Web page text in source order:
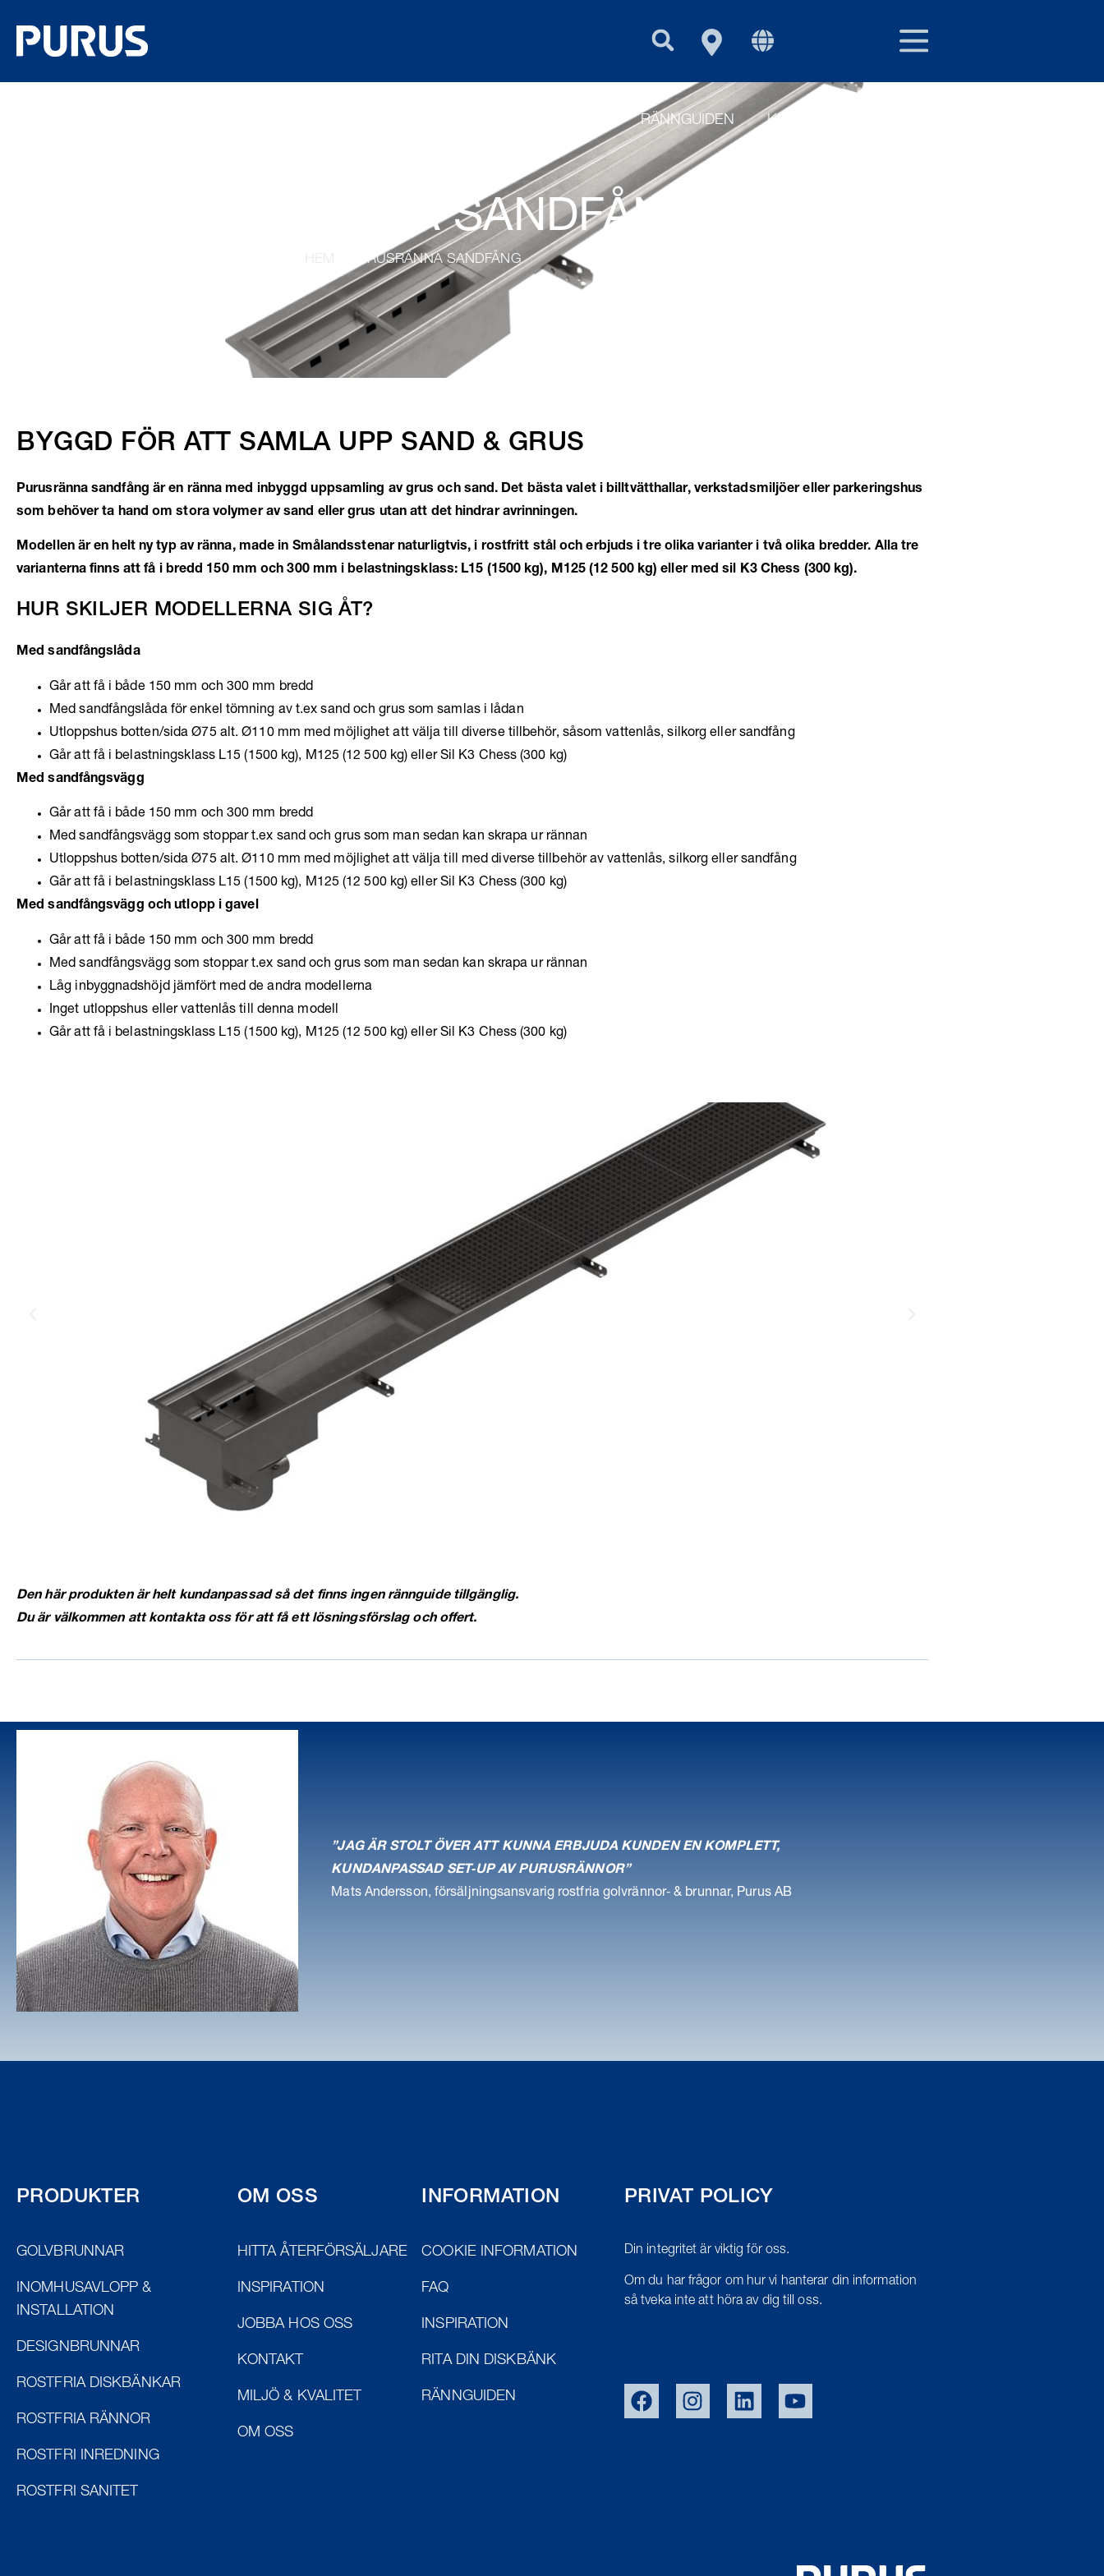
SWE
PURUS GROUP
RÄNNGUIDEN KITCHEN
PURUSRÄNNA SANDFÅNG
/ PURUSRÄNNA SANDFÅNG
BYGGD FÖR ATT SAMLA UPP SAND & GRUS
Purusränna sandfång är en ränna med inbyggd uppsamling av grus och sand. Det bästa valet i billtvätthallar, verkstadsmiljöer eller parkeringshus
som behöver ta hand om stora volymer av sand eller grus utan att det hindrar avrinningen.
Modellen är en helt ny typ av ränna, made in Smålandsstenar naturligtvis, i rostfritt stål och erbjuds i tre olika varianter i två olika bredder. Alla tre
varianterna finns att få i bredd 150 mm och 300 mm i belastningsklass: L15 (1500 kg), M125 (12 500 kg) eller med sil K3 Chess (300 kg).
HUR SKILJER MODELLERNA SIG ÅT?
Med sandfångslåda
Går att få i både 150 mm och 300 mm bredd
Med sandfångslåda för enkel tömning av t.ex sand och grus som samlas i lådan
Utloppshus botten/sida Ø75 alt. Ø110 mm med möjlighet att välja till diverse tillbehör, såsom vattenlås, silkorg eller sandfång
Går att få i belastningsklass L15 (1500 kg), M125 (12 500 kg) eller Sil K3 Chess (300 kg)
Med sandfångsvägg
Går att få i både 150 mm och 300 mm bredd
Med sandfångsvägg som stoppar t.ex sand och grus som man sedan kan skrapa ur rännan
Utloppshus botten/sida Ø75 alt. Ø110 mm med möjlighet att välja till med diverse tillbehör av vattenlås, silkorg eller sandfång
Går att få i belastningsklass L15 (1500 kg), M125 (12 500 kg) eller Sil K3 Chess (300 kg)
Med sandfångsvägg och utlopp i gavel
Går att få i både 150 mm och 300 mm bredd
Med sandfångsvägg som stoppar t.ex sand och grus som man sedan kan skrapa ur rännan
Låg inbyggnadshöjd jämfört med de andra modellerna
Inget utloppshus eller vattenlås till denna modell
Går att få i belastningsklass L15 (1500 kg), M125 (12 500 kg) eller Sil K3 Chess (300 kg)
Den här produkten är helt kundanpassad så det finns ingen rännguide tillgänglig.
Du är välkommen att kontakta oss för att få ett lösningsförslag och offert.
”JAG ÄR STOLT ÖVER ATT KUNNA ERBJUDA KUNDEN EN KOMPLETT,
KUNDANPASSAD SET‐UP AV PURUSRÄNNOR”
Mats Andersson, försäljningsansvarig rostfria golvrännor‐ & brunnar, Purus AB
PRODUKTER
GOLVBRUNNAR
INOMHUSAVLOPP &
INSTALLATION
DESIGNBRUNNAR
ROSTFRIA DISKBÄNKAR
ROSTFRIA RÄNNOR
ROSTFRI INREDNING
ROSTFRI SANITET
OM OSS
HITTA ÅTERFÖRSÄLJARE
INSPIRATION
JOBBA HOS OSS
KONTAKT
MILJÖ & KVALITET
OM OSS
INFORMATION
COOKIE INFORMATION
FAQ
INSPIRATION
RITA DIN DISKBÄNK
RÄNNGUIDEN
PRIVAT POLICY
Din integritet är viktig för oss.
Om du har frågor om hur vi hanterar din information
så tveka inte att höra av dig till oss.